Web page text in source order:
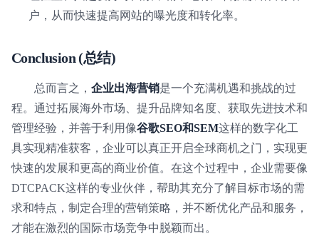
户，从而快速提高网站的曝光度和转化率。
Conclusion (总结)
总而言之， 企业出海营销是一个充满机遇和挑战的过
程。通过拓展海外市场、提升品牌知名度、获取先进技术和
管理经验，并善于利用像谷歌SEO和SEM这样的数字化工
具实现精准获客，企业可以真正开启全球商机之门，实现更
快速的发展和更高的商业价值。在这个过程中，企业需要像
DTCPACK这样的专业伙伴，帮助其充分了解目标市场的需
求和特点，制定合理的营销策略，并不断优化产品和服务，
才能在激烈的国际市场竞争中脱颖而出。